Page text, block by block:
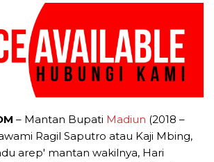
– Mantan Bupati Madiun (2018 –
Ragil Saputro atau Kaji Mbing,
arep' mantan wakilnya, Hari